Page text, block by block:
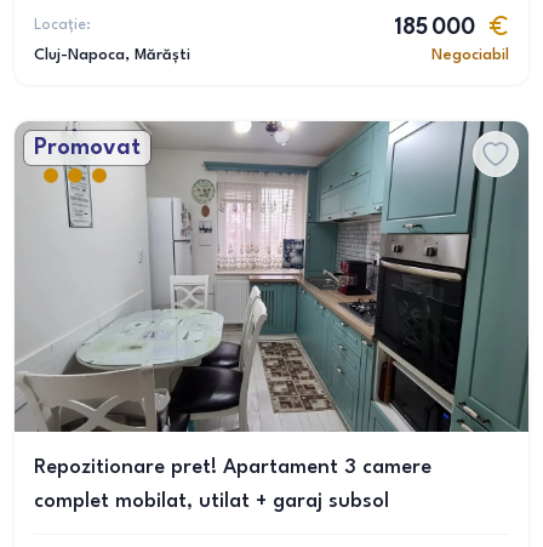
Locație:
Cluj-Napoca, Mărăști
185 000
Negociabil
Promovat
Repozitionare pret! Apartament 3 camere
complet mobilat, utilat + garaj subsol